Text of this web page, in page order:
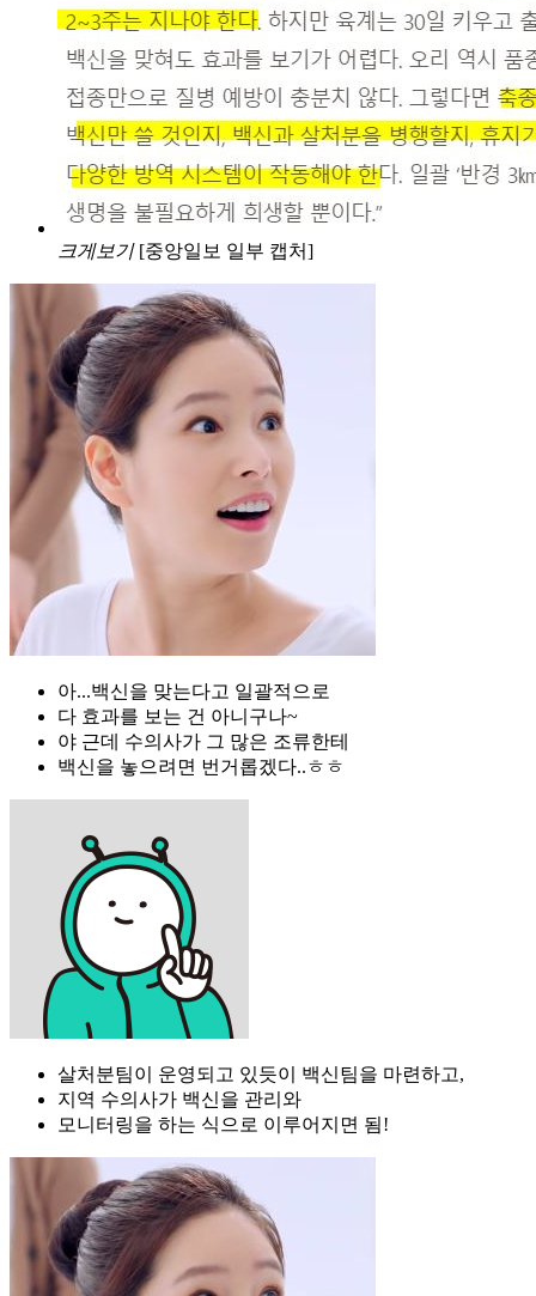
크게보기 [중앙일보 일부 캡처]
아...백신을 맞는다고 일괄적으로
다 효과를 보는 건 아니구나~
야 근데 수의사가 그 많은 조류한테
백신을 놓으려면 번거롭겠다..ㅎㅎ
살처분팀이 운영되고 있듯이 백신팀을 마련하고,
지역 수의사가 백신을 관리와
모니터링을 하는 식으로 이루어지면 됨!